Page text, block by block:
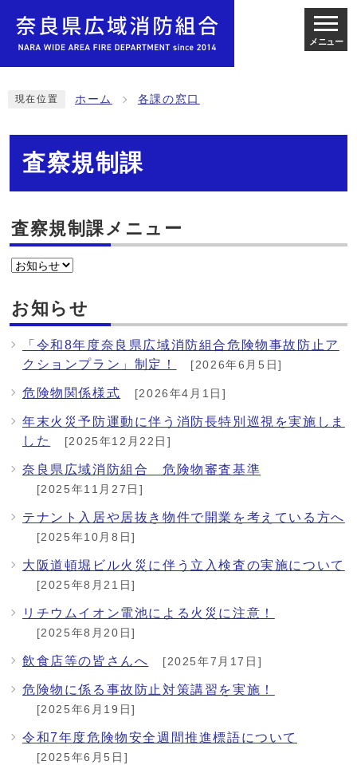
メニュー
現在位置 ホーム 各課の窓口
査察規制課
査察規制課メニュー
お知らせ
「令和8年度奈良県広域消防組合危険物事故防止ア
クションプラン」制定！
[2026年6月5日]
危険物関係様式 [2026年4月1日]
年末火災予防運動に伴う消防長特別巡視を実施しま
した
[2025年12月22日]
奈良県広域消防組合 危険物審査基準
[2025年11月27日]
テナント入居や居抜き物件で開業を考えている方へ
[2025年10月8日]
大阪道頓堀ビル火災に伴う立入検査の実施について
[2025年8月21日]
リチウムイオン電池による火災に注意！
[2025年8月20日]
飲食店等の皆さんへ [2025年7月17日]
危険物に係る事故防止対策講習を実施！
[2025年6月19日]
令和7年度危険物安全週間推進標語について
[2025年6月5日]